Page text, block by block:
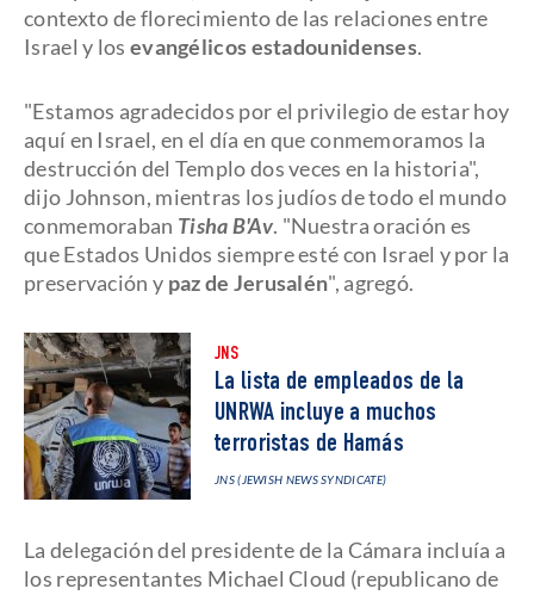
contexto de florecimiento de las relaciones entre
Israel y los evangélicos estadounidenses.
"Estamos agradecidos por el privilegio de estar hoy
aquí en Israel, en el día en que conmemoramos la
destrucción del Templo dos veces en la historia",
dijo Johnson, mientras los judíos de todo el mundo
conmemoraban Tisha B'Av. "Nuestra oración es
que Estados Unidos siempre esté con Israel y por la
preservación y paz de Jerusalén", agregó.
JNS
La lista de empleados de la
UNRWA incluye a muchos
terroristas de Hamás
JNS (JEWISH NEWS SYNDICATE)
La delegación del presidente de la Cámara incluía a
los representantes Michael Cloud (republicano de